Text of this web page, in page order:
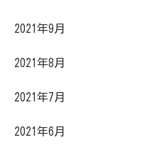
2021年9月
2021年8月
2021年7月
2021年6月